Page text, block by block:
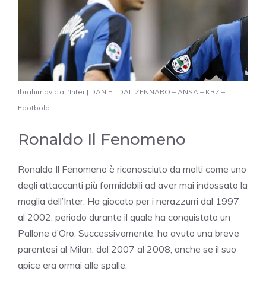
Ibrahimovic all’Inter | DANIEL DAL ZENNARO – ANSA – KRZ –
Footbola
Ronaldo Il Fenomeno
Ronaldo Il Fenomeno è riconosciuto da molti come uno
degli attaccanti più formidabili ad aver mai indossato la
maglia dell’Inter. Ha giocato per i nerazzurri dal 1997
al 2002, periodo durante il quale ha conquistato un
Pallone d’Oro. Successivamente, ha avuto una breve
parentesi al Milan, dal 2007 al 2008, anche se il suo
apice era ormai alle spalle.